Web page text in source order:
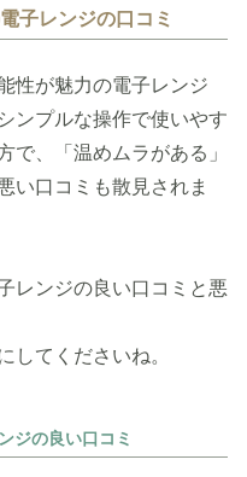
子レンジの口コミ
性が魅力の電子レンジ
ンプルな操作で使いやす
で、「温めムラがある」
い口コミも散見されま
レンジの良い口コミと悪
してくださいね。
ジの良い口コミ